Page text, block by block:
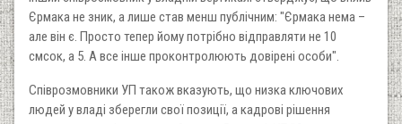
Єрмака не зник, а лише став менш публічним: "Єрмака нема –
але він є. Просто тепер йому потрібно відправляти не 10
смсок, а 5. А все інше проконтролюють довірені особи".
Співрозмовники УП також вказують, що низка ключових
людей у владі зберегли свої позиції, а кадрові рішення